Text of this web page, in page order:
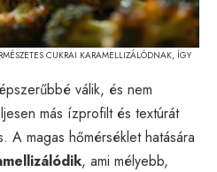
CUKRAI KARAMELLIZÁLÓDNAK, ÍGY
válik, és nem
más ízprofilt és textúrát
A magas hőmérséklet hatására
, ami mélyebb,